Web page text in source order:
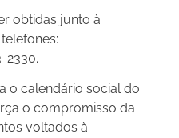
obtidas junto à
2330.
o calendário social do
o compromisso da
voltados à